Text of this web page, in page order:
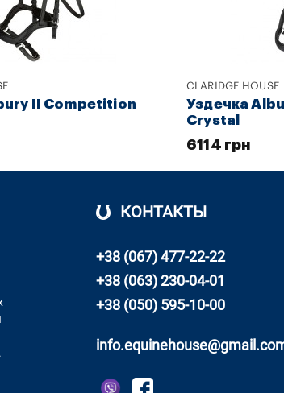
II Competition
CLARIDGE HOUSE
Уздечка
Crystal
6114 грн
КОНТАКТЫ
+38 (067) 477-22-22
+38 (063) 230-04-01
+38 (050) 595-10-00